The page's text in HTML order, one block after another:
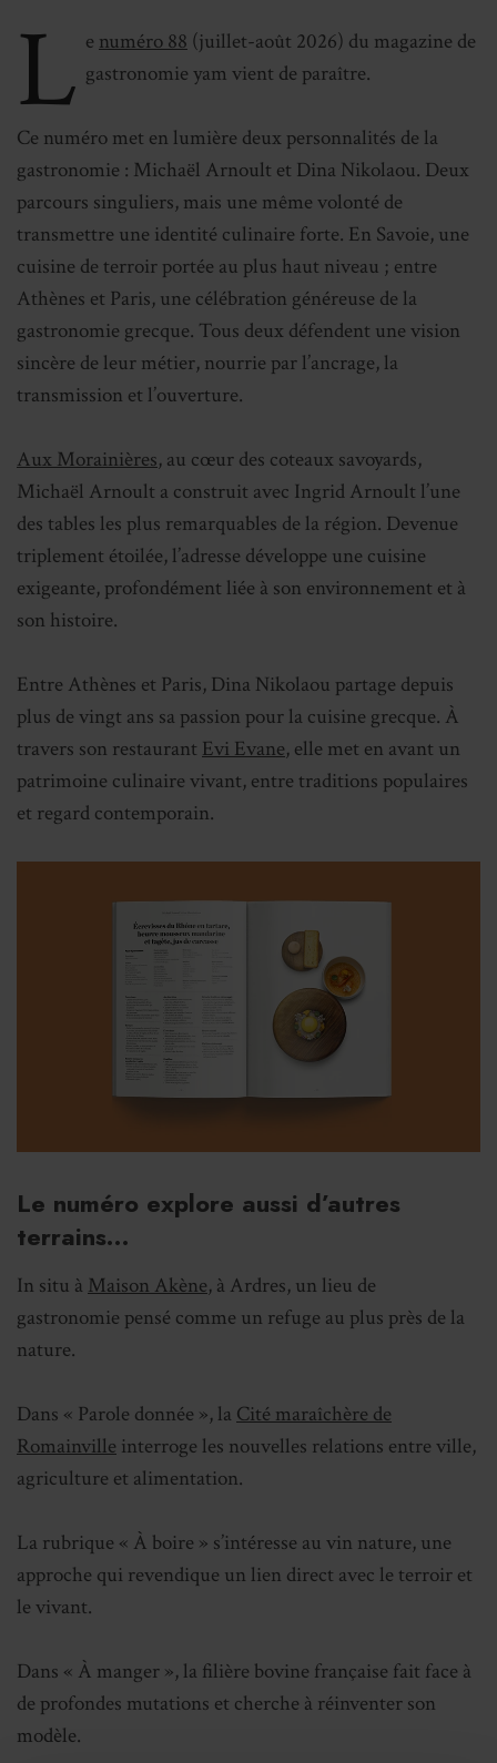
L e numéro 88 (juillet-août 2026) du magazine de
gastronomie yam vient de paraître.
Ce numéro met en lumière deux personnalités de la
gastronomie : Michaël Arnoult et Dina Nikolaou. Deux
parcours singuliers, mais une même volonté de
transmettre une identité culinaire forte. En Savoie, une
cuisine de terroir portée au plus haut niveau ; entre
Athènes et Paris, une célébration généreuse de la
gastronomie grecque. Tous deux défendent une vision
sincère de leur métier, nourrie par l’ancrage, la
transmission et l’ouverture.
Aux Morainières, au cœur des coteaux savoyards,
Michaël Arnoult a construit avec Ingrid Arnoult l’une
des tables les plus remarquables de la région. Devenue
triplement étoilée, l’adresse développe une cuisine
exigeante, profondément liée à son environnement et à
son histoire.
Entre Athènes et Paris, Dina Nikolaou partage depuis
plus de vingt ans sa passion pour la cuisine grecque. À
travers son restaurant Evi Evane, elle met en avant un
patrimoine culinaire vivant, entre traditions populaires
et regard contemporain.
Le numéro explore aussi d’autres
terrains…
In situ à Maison Akène, à Ardres, un lieu de
gastronomie pensé comme un refuge au plus près de la
nature.
Dans « Parole donnée », la Cité maraîchère de
Romainville interroge les nouvelles relations entre ville,
agriculture et alimentation.
La rubrique « À boire » s’intéresse au vin nature, une
approche qui revendique un lien direct avec le terroir et
le vivant.
Dans « À manger », la filière bovine française fait face à
de profondes mutations et cherche à réinventer son
modèle.